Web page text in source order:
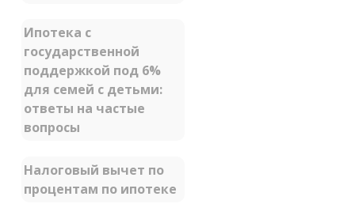
Ипотека с
государственной
поддержкой под 6%
для семей с детьми:
ответы на частые
вопросы
Налоговый вычет по
процентам по ипотеке